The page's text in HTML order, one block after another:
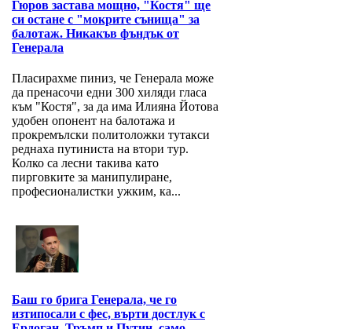
Гюров застава мощно, "Костя" ще
си остане с "мокрите сънища" за
балотаж. Никакъв фъндък от
Генерала
Пласирахме пиниз, че Генерала може
да пренасочи едни 300 хиляди гласа
към "Костя", за да има Илияна Йотова
удобен опонент на балотажа и
прокремълски политоложки тутакси
реднаха путиниста на втори тур.
Колко са лесни такива като
пирговките за манипулиране,
професионалистки ужким, ка...
Баш го брига Генерала, че го
изтипосали с фес, върти достлук с